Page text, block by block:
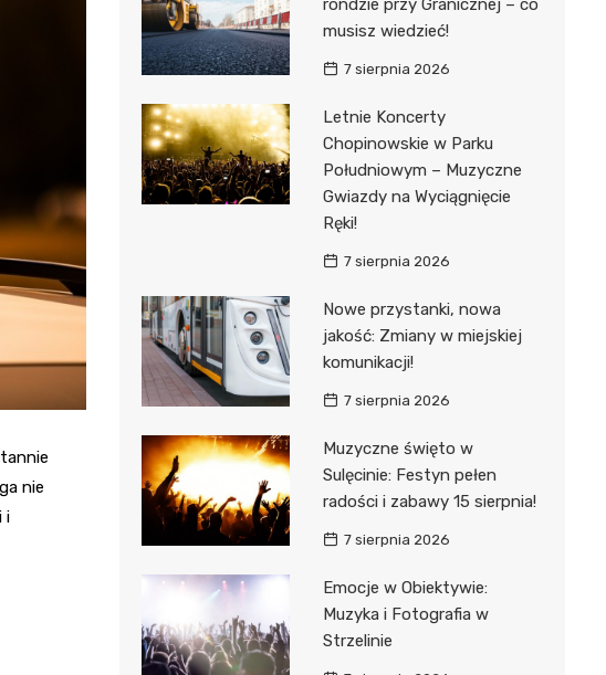
nie
i
rondzie przy Granicznej – co
musisz wiedzieć!
7 sierpnia 2026
Letnie Koncerty
Chopinowskie w Parku
Południowym – Muzyczne
Gwiazdy na Wyciągnięcie
Ręki!
7 sierpnia 2026
Nowe przystanki, nowa
jakość: Zmiany w miejskiej
komunikacji!
7 sierpnia 2026
Muzyczne święto w
Sulęcinie: Festyn pełen
radości i zabawy 15 sierpnia!
7 sierpnia 2026
Emocje w Obiektywie:
Muzyka i Fotografia w
Strzelinie